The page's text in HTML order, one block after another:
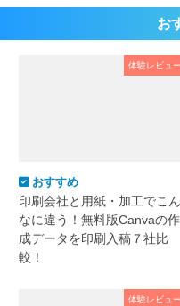
お
体験レビュー
おすすめ
印刷会社と用紙・加工でこん
なに違う！無料版Canvaの作
成データを印刷入稿７社比
較！
体験レビュー